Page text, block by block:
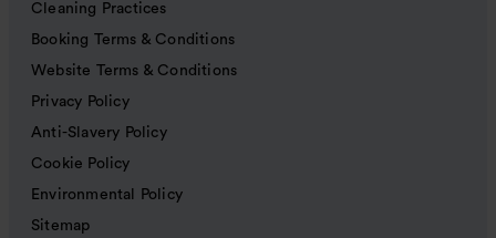
Cleaning Practices
Booking Terms & Conditions
Website Terms & Conditions
Privacy Policy
Anti-Slavery Policy
Cookie Policy
Environmental Policy
Sitemap